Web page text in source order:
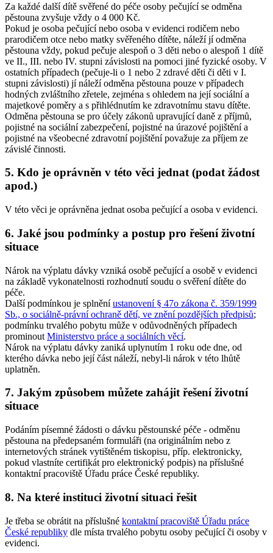
Za každé další dítě svěřené do péče osoby pečující se odměna
pěstouna zvyšuje vždy o 4 000 Kč.
Pokud je osoba pečující nebo osoba v evidenci rodičem nebo
prarodičem otce nebo matky svěřeného dítěte, náleží jí odměna
pěstouna vždy, pokud pečuje alespoň o 3 děti nebo o alespoň 1 dítě
ve II., III. nebo IV. stupni závislosti na pomoci jiné fyzické osoby. V
ostatních případech (pečuje-li o 1 nebo 2 zdravé děti či děti v I.
stupni závislosti) jí náleží odměna pěstouna pouze v případech
hodných zvláštního zřetele, zejména s ohledem na její sociální a
majetkové poměry a s přihlédnutím ke zdravotnímu stavu dítěte.
Odměna pěstouna se pro účely zákonů upravující daně z příjmů,
pojistné na sociální zabezpečení, pojistné na úrazové pojištění a
pojistné na všeobecné zdravotní pojištění považuje za příjem ze
závislé činnosti.
5. Kdo je oprávněn v této věci jednat (podat žádost
apod.)
V této věci je oprávněna jednat osoba pečující a osoba v evidenci.
6. Jaké jsou podmínky a postup pro řešení životní
situace
Nárok na výplatu dávky vzniká osobě pečující a osobě v evidenci
na základě vykonatelnosti rozhodnutí soudu o svěření dítěte do
péče.
Další podmínkou je splněníustanovení § 47o zákona č. 359/1999
Sb., o sociálně-právní ochraně dětí, ve znění pozdějších předpisů;
podmínku trvalého pobytu může v odůvodněných případech
prominout Ministerstvo práce a sociálních věcí.
Nárok na výplatu dávky zaniká uplynutím 1 roku ode dne, od
kterého dávka nebo její část náleží, nebyl-li nárok v této lhůtě
uplatněn.
7. Jakým způsobem můžete zahájit řešení životní
situace
Podáním písemné žádosti o dávku pěstounské péče - odměnu
pěstouna na předepsaném formuláři (na originálním nebo z
internetových stránek vytištěném tiskopisu, příp. elektronicky,
pokud vlastníte certifikát pro elektronický podpis) na příslušné
kontaktní pracoviště Úřadu práce České republiky.
8. Na které instituci životní situaci řešit
Je třeba se obrátit na příslušné kontaktní pracoviště Úřadu práce
České republiky dle místa trvalého pobytu osoby pečující či osoby v
evidenci.